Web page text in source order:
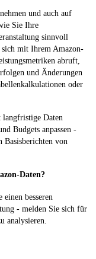
und auch auf
Sie Ihre
sinnvoll
sich mit Ihrem Amazon-
abruft,
und Änderungen
oder
langfristige Daten
Budgets anpassen -
Basisberichten von
Daten?
einen besseren
- melden Sie sich für
analysieren.